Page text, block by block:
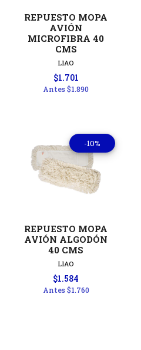
REPUESTO MOPA
AVIÓN
MICROFIBRA 40
CMS
LIAO
$1.701
Antes$1.890
-10%
REPUESTO MOPA
AVIÓN ALGODÓN
40 CMS
LIAO
$1.584
Antes$1.760